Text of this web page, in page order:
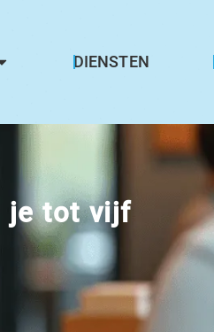
DIENSTEN
je tot vijf